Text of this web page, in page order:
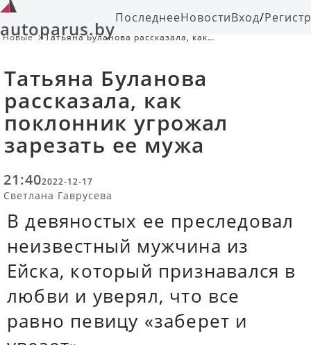
autoparus.byПоследнееНовостиВход/
Новые
Татьяна Буланова рассказала, как
Татьяна Буланова
рассказала, как
поклонник угрожал
зарезать ее мужа
21:402022-12-17
Светлана Гаврусева
В девяностых ее преследовал
неизвестный мужчина из
Ейска, который признавался в
любви и уверял, что все
равно певицу «заберет и